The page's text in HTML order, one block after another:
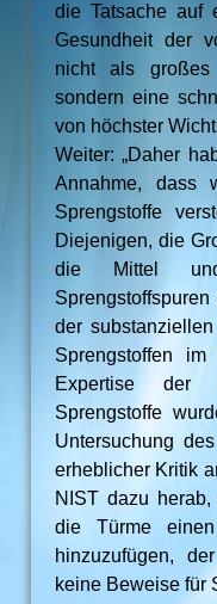
die Tatsache auf
Gesundheit der
nicht als großes
sondern eine
von höchster
Weiter: „Daher
Annahme, dass
Sprengstoffe
Diejenigen, die
die Mittel
der
Sprengstoffen
Expertise der
Sprengstoffe
Untersuchung
erheblicher Kritik
NIST dazu
die Türme einen
hinzuzufügen,
keine Beweise für